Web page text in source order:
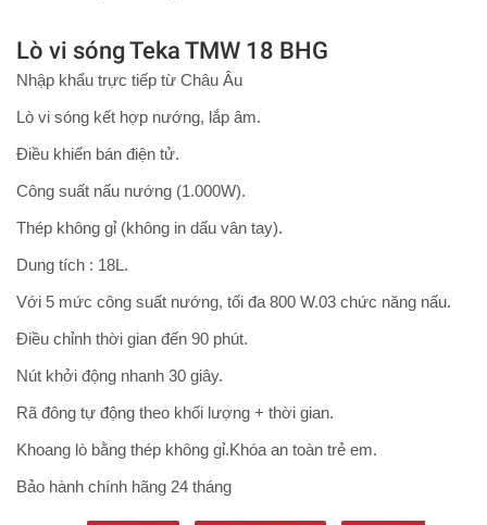
Lò vi sóng Teka TMW 18 BHG
Nhập khẩu trực tiếp từ Châu Âu
Lò vi sóng kết hợp nướng, lắp âm.
Điều khiển bán điện tử.
Công suất nấu nướng (1.000W).
Thép không gỉ (không in dấu vân tay).
Dung tích : 18L.
Với 5 mức công suất nướng, tối đa 800 W.03 chức năng nấu.
Điều chỉnh thời gian đến 90 phút.
Nút khởi động nhanh 30 giây.
Rã đông tự động theo khối lượng + thời gian.
Khoang lò bằng thép không gỉ.Khóa an toàn trẻ em.
Bảo hành chính hãng 24 tháng